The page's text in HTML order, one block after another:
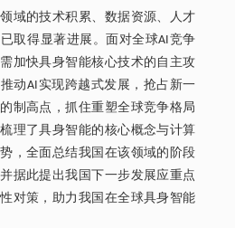
域的技术积累、数据资源、人才
取得显著进展。面对全球AI竞争
加快具身智能核心技术的自主攻
动AI实现跨越式发展，抢占新一
制高点，抓住重塑全球竞争格局
理了具身智能的核心概念与计算
，全面总结我国在该领域的阶段
据此提出我国下一步发展应重点
对策，助力我国在全球具身智能